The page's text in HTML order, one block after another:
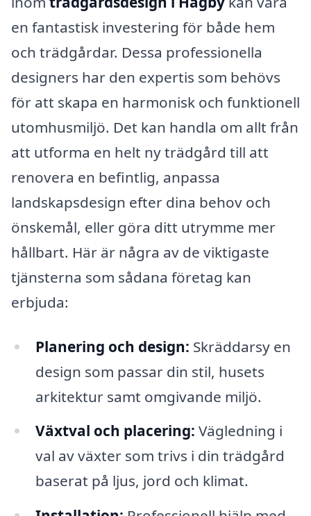
en fantastisk investering för både hem
och trädgårdar. Dessa professionella
designers har den expertis som behövs
för att skapa en harmonisk och funktionell
utomhusmiljö. Det kan handla om allt från
att utforma en helt ny trädgård till att
renovera en befintlig, anpassa
landskapsdesign efter dina behov och
önskemål, eller göra ditt utrymme mer
hållbart. Här är några av de viktigaste
tjänsterna som sådana företag kan
erbjuda:
Planering och design: Skräddarsy en
design som passar din stil, husets
arkitektur samt omgivande miljö.
Växtval och placering: Vägledning i
val av växter som trivs i din trädgård
baserat på ljus, jord och klimat.